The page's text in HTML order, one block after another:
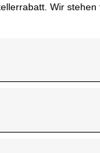
Wir